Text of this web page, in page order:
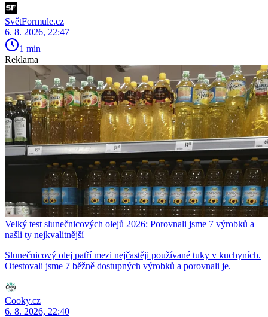
SvětFormule.cz
6. 8. 2026, 22:47
1 min
Reklama
Velký test slunečnicových olejů 2026: Porovnali jsme 7 výrobků a
našli ty nejkvalitnější
Slunečnicový olej patří mezi nejčastěji používané tuky v kuchyních.
Otestovali jsme 7 běžně dostupných výrobků a porovnali je.
Cooky.cz
6. 8. 2026, 22:40